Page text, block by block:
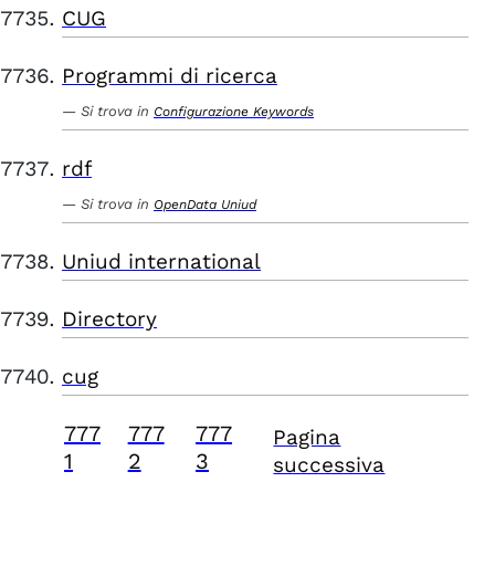
CUG
Programmi di ricerca
Si trova in Configurazione Keywords
rdf
Si trova in OpenData Uniud
Uniud international
Directory
cug
777
1
777
2
777
3
Pagina
successiva